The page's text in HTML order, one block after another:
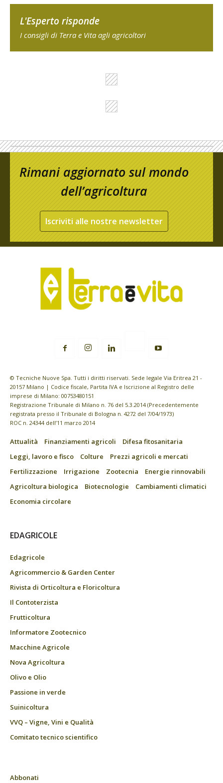
L'Esperto risponde
I consigli di Terra e Vita agli agricoltori
Rimani aggiornato sul mondo
dell’agricoltura
Iscriviti alle nostre newsletter
© Tecniche Nuove Spa. Tutti i diritti riservati. Sede legale Via Eritrea 21 -
20157 Milano | Codice fiscale, Partita IVA e Iscrizione al Registro delle
imprese di Milano: 00753480151
Registrazione Tribunale di Milano n. 76 del 5.3.2014 (Precedentemente
registrata presso il Tribunale di Bologna n. 4272 del 7/04/1973)
ROC n. 24344 dell’11 marzo 2014
Attualità Finanziamenti agricoli
Difesa fitosanitaria
Leggi, lavoro e fisco
Colture
Prezzi agricoli e mercati
Fertilizzazione
Irrigazione Zootecnia
Energie rinnovabili
Agricoltura biologica
Biotecnologie
Cambiamenti climatici
Economia circolare
EDAGRICOLE
Edagricole
Agricommercio & Garden Center
Rivista di Orticoltura e Floricoltura
Il Contoterzista
Frutticoltura
Informatore Zootecnico
Macchine Agricole
Nova Agricoltura
Olivo e Olio
Passione in verde
Suinicoltura
VVQ – Vigne, Vini e Qualità
Comitato tecnico scientifico
Abbonati